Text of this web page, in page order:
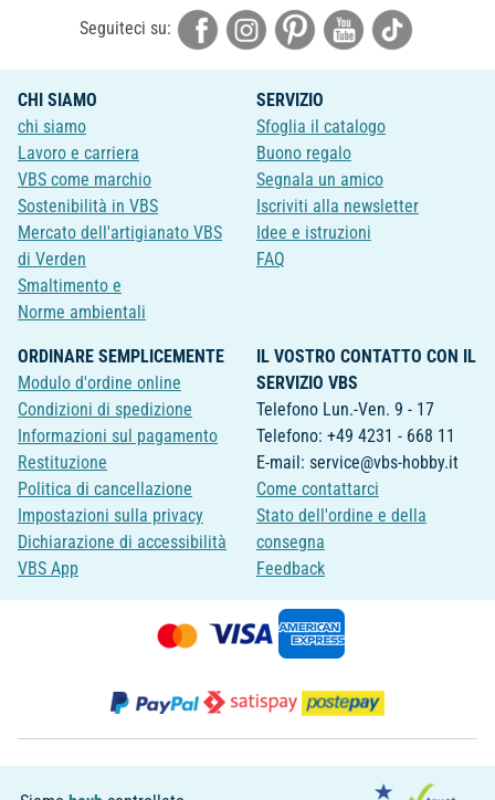
Seguiteci su:
CHI SIAMO
chi siamo
Lavoro e carriera
VBS come marchio
Sostenibilità in VBS
Mercato dell'artigianato VBS
di Verden
Smaltimento e
Norme ambientali
SERVIZIO
Sfoglia il catalogo
Buono regalo
Segnala un amico
Iscriviti alla newsletter
Idee e istruzioni
FAQ
ORDINARE SEMPLICEMENTE
Modulo d'ordine online
Condizioni di spedizione
Informazioni sul pagamento
Restituzione
Politica di cancellazione
Impostazioni sulla privacy
Dichiarazione di accessibilità
VBS App
IL VOSTRO CONTATTO CON IL
SERVIZIO VBS
Telefono Lun.-Ven. 9 - 17
Telefono: +49 4231 - 668 11
E-mail: service@vbs-hobby.it
Come contattarci
Stato dell'ordine e della
consegna
Feedback